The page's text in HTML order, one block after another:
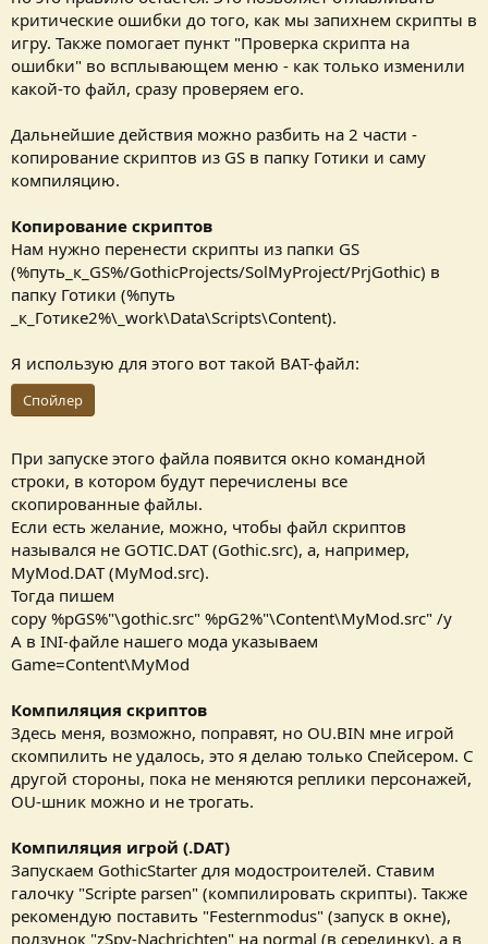
критические ошибки до того, как мы запихнем скрипты в
игру. Также помогает пункт "Проверка скрипта на
ошибки" во всплывающем меню - как только изменили
какой-то файл, сразу проверяем его.
Дальнейшие действия можно разбить на 2 части -
копирование скриптов из GS в папку Готики и саму
компиляцию.
Копирование скриптов
Нам нужно перенести скрипты из папки GS
(%путь_к_GS%/GothicProjects/SolMyProject/PrjGothic) в
папку Готики (%путь
_к_Готике2%\_work\Data\Scripts\Content).
Я использую для этого вот такой BAT-файл:
Спойлер
При запуске этого файла появится окно командной
строки, в котором будут перечислены все
скопированные файлы.
Если есть желание, можно, чтобы файл скриптов
назывался не GOTIC.DAT (Gothic.src), а, например,
MyMod.DAT (MyMod.src).
Тогда пишем
copy %pGS%"\gothic.src" %pG2%"\Content\MyMod.src" /y
А в INI-файле нашего мода указываем
Game=Content\MyMod
Компиляция скриптов
Здесь меня, возможно, поправят, но OU.BIN мне игрой
скомпилить не удалось, это я делаю только Спейсером. С
другой стороны, пока не меняются реплики персонажей,
OU-шник можно и не трогать.
Компиляция игрой (.DAT)
Запускаем GothicStarter для модостроителей. Ставим
галочку "Scripte parsen" (компилировать скрипты). Также
рекомендую поставить "Festernmodus" (запуск в окне),
ползунок "zSpy-Nachrichten" на normal (в серединку), а в